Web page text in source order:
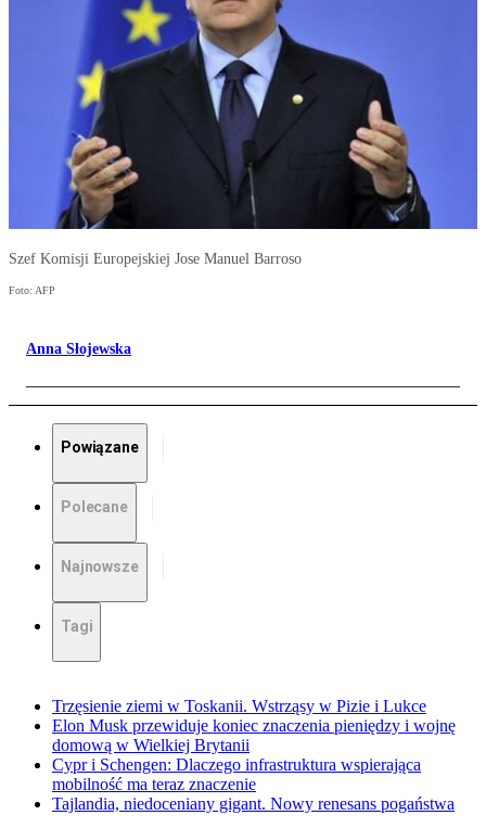
Szef Komisji Europejskiej Jose Manuel Barroso
Foto: AFP
Anna Słojewska
Powiązane
Polecane
Najnowsze
Tagi
Trzęsienie ziemi w Toskanii. Wstrząsy w Pizie i Lukce
Elon Musk przewiduje koniec znaczenia pieniędzy i wojnę
domową w Wielkiej Brytanii
Cypr i Schengen: Dlaczego infrastruktura wspierająca
mobilność ma teraz znaczenie
Tajlandia, niedoceniany gigant. Nowy renesans pogaństwa